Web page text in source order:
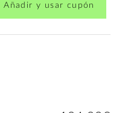
Añadir y usar cupón